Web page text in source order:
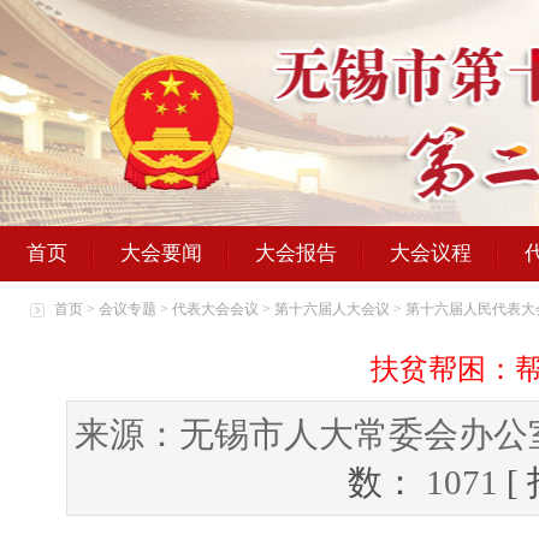
首页 大会要闻 大会报告 大会议程
首页 > 会议专题 > 代表大会会议 > 第十六届人大会议 > 第十六届人民代表
扶贫帮困：
来源：无锡市人大常委会办
数： 1071 [